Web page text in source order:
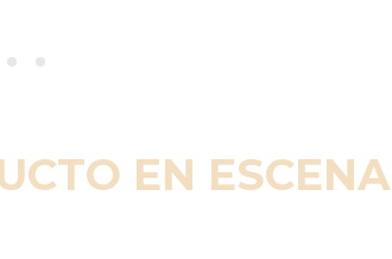
EN ESCENA